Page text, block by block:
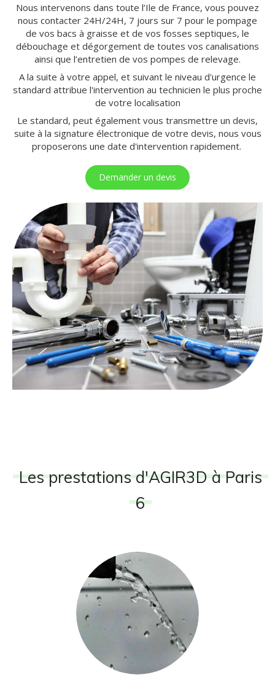
Nous intervenons dans toute l’Ile de France, vous pouvez
nous contacter 24H/24H, 7 jours sur 7 pour le pompage
de vos bacs à graisse et de vos fosses septiques, le
débouchage et dégorgement de toutes vos canalisations
ainsi que l’entretien de vos pompes de relevage.
A la suite à votre appel, et suivant le niveau d'urgence le
standard attribue l'intervention au technicien le plus proche
de votre localisation
Le standard, peut également vous transmettre un devis,
suite à la signature électronique de votre devis, nous vous
proposerons une date d'intervention rapidement.
Demander un devis
Les prestations d'AGIR3D à Paris
6